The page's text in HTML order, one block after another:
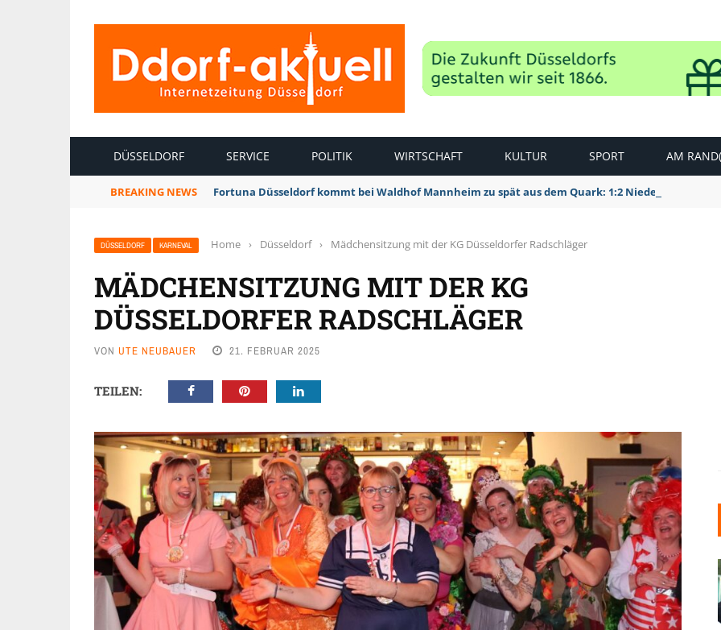
DÜSSELDORF SERVICE POLITIK WIRTSCHAFT KULTUR SPORT AM
BREAKING NEWS Fortuna Düsseldorf kommt bei Waldhof Mannheim zu spät aus dem Quark: 1:2 Niederlage
DÜSSELDORF KARNEVAL Home › Düsseldorf › Mädchensitzung mit der KG Düsseldorfer Radschläger
MÄDCHENSITZUNG MIT DER KG
DÜSSELDORFER RADSCHLÄGER
VON UTE NEUBAUER 21. FEBRUAR 2025
TEILEN: